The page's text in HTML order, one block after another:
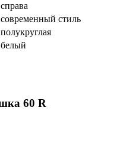
справа
современный стиль
полукруглая
белый
60 R